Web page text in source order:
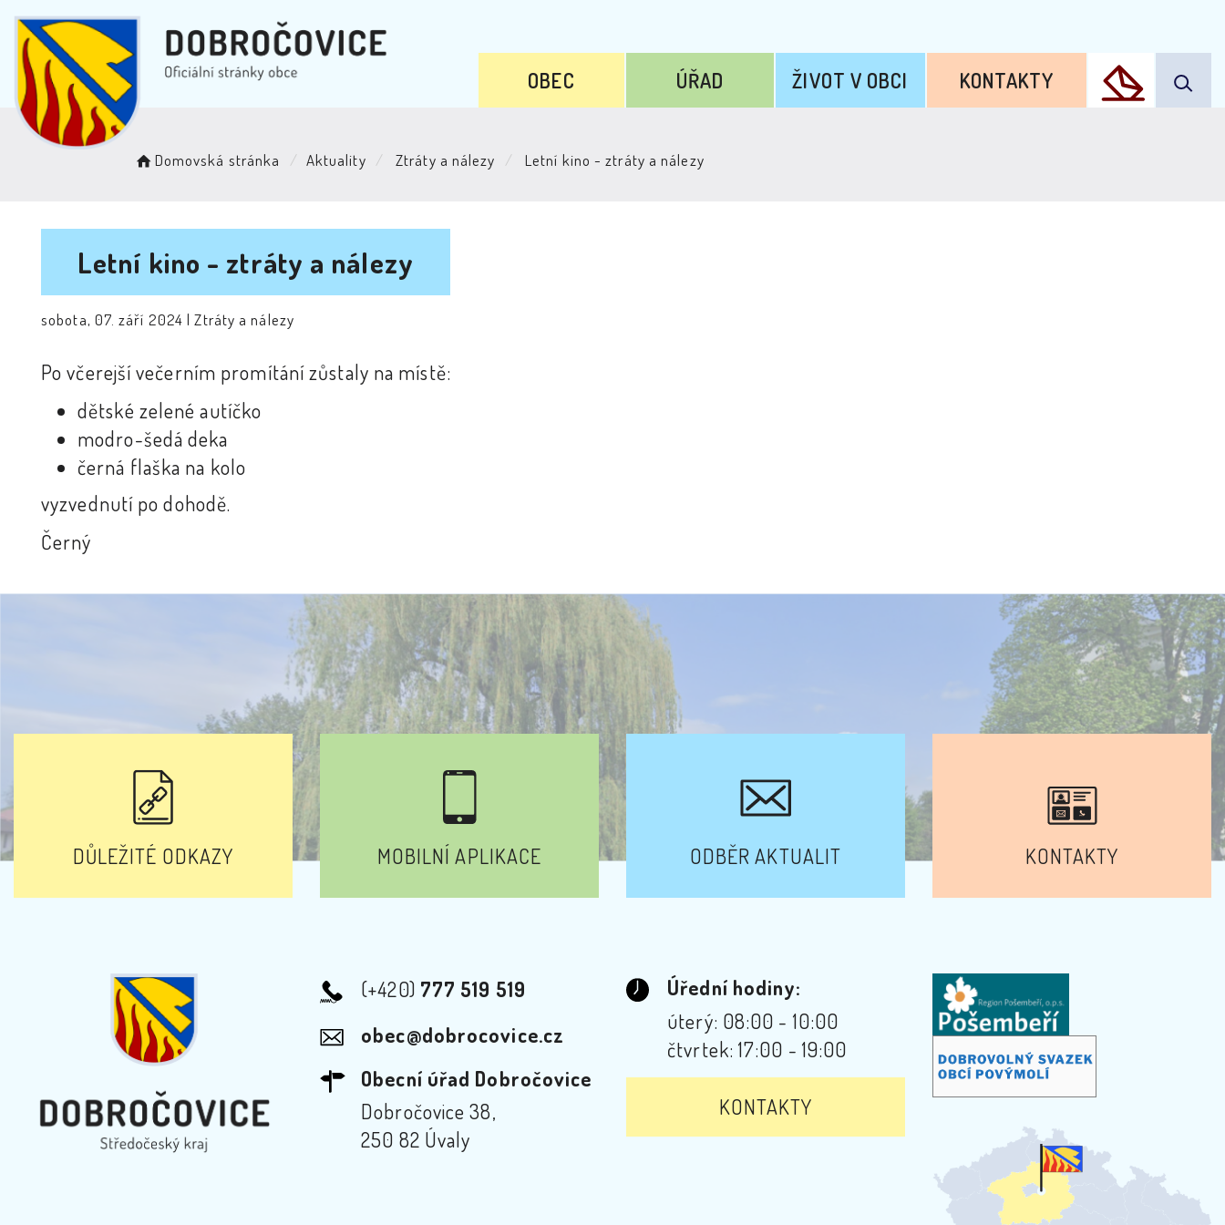
OBEC ÚŘAD ŽIVOT V OBCI KONTAKTY
Domovská stránka Aktuality Ztráty a nálezy Letní kino - ztráty a nálezy
Letní kino - ztráty a nálezy
sobota, 07. září 2024 |Ztráty a nálezy
Po včerejší večerním promítání zůstaly na místě:
dětské zelené autíčko
modro-šedá deka
černá flaška na kolo
vyzvednutí po dohodě.
Černý
DŮLEŽITÉ ODKAZY MOBILNÍ APLIKACE ODBĚR AKTUALIT KONTAKTY
(+420) 777 519 519
obec@dobrocovice.cz
Obecní úřad Dobročovice
Dobročovice 38,
250 82 Úvaly
Úřední hodiny:
úterý: 08:00 - 10:00
čtvrtek: 17:00 - 19:00
KONTAKTY